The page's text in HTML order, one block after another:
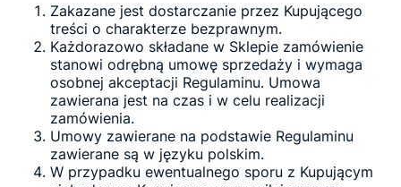
Zakazane jest dostarczanie przez Kupującego
treści o charakterze bezprawnym.
Każdorazowo składane w Sklepie zamówienie
stanowi odrębną umowę sprzedaży i wymaga
osobnej akceptacji Regulaminu. Umowa
zawierana jest na czas i w celu realizacji
zamówienia.
Umowy zawierane na podstawie Regulaminu
zawierane są w języku polskim.
W przypadku ewentualnego sporu z Kupującym